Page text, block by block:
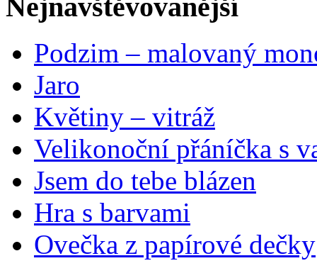
Nejnavštěvovanější
Podzim – malovaný
Jaro
Květiny – vitráž
Velikonoční přáníčka s
Jsem do tebe blázen
Hra s barvami
Ovečka z papírové dečky